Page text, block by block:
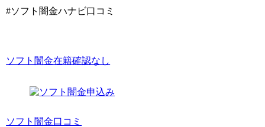
#ソフト闇金ハナビ口コミ
ソフト闇金在籍確認なし
ソフト闇金口コミ